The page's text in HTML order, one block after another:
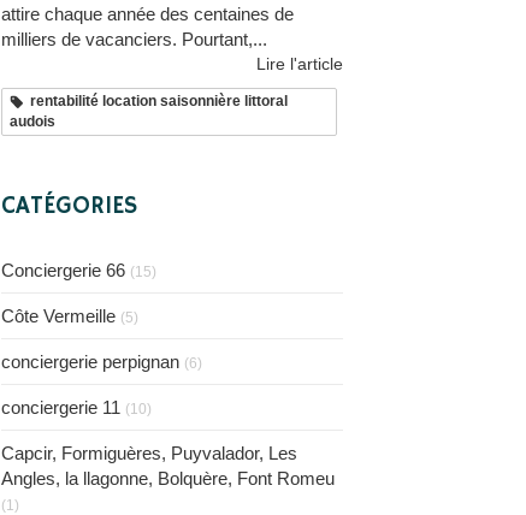
attire chaque année des centaines de
milliers de vacanciers. Pourtant,...
Lire l'article
rentabilité location saisonnière littoral
audois
CATÉGORIES
Conciergerie 66 (15)
Côte Vermeille (5)
conciergerie perpignan (6)
conciergerie 11 (10)
Capcir, Formiguères, Puyvalador, Les
Angles, la llagonne, Bolquère, Font Romeu
(1)